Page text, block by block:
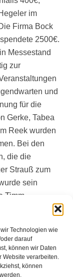
Technologien wie
darauf
können wir Daten
Website verarbeiten.
können
im
Firma Bock
2500€.
Messestand
zur
und
für die
Gerke, Tabea
Reek wurden
Bei den
die die
Strauß zum
sein
Timm,
Als